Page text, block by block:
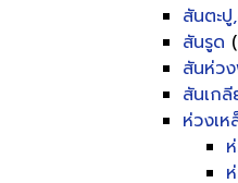
สันตะปู
สันรูด
สันห่ว
สันเก
ห่วงเ